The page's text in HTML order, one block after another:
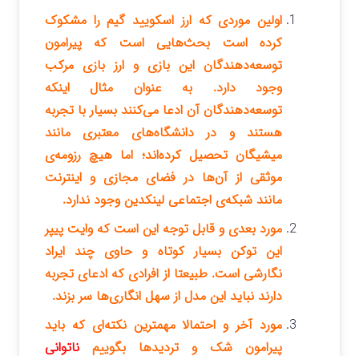
اولین موردی که ارز اسکویید گیم را مشکوک
کرده است بحث‌هایی است که پیرامون
توسعه‌دهندگان این بازی و ارز بازی مرکب
وجود دارد. به عنوان مثال اینکه
توسعه‌دهندگان آن ادعا می‌کنند بسیار با تجربه
هستند و در دانشگاه‌های معتبری مانند
میشیگان تحصیل کرده‌اند؛ اما هیچ رزومه‌ی
موثقی از آن‌ها در فضای مجازی و اینترنت
مانند شبکه‌ی اجتماعی لینکدین وجود ندارد.
مورد بعدی و قابل توجه این است که وایت پیپر
این توکن بسیار کوتاه و حاوی چند ایراد
نگارشی است. طبیعتا از افرادی که ادعای تجربه
دارند نباید این مدل از سهل انگاری‌ها سر بزند.
مورد آخر و احتمالا مهمترین نکته‌ای که باید
پیرامون شک و تردیدها بگوییم ناتوانی